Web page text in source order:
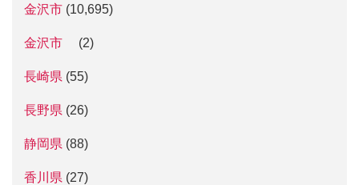
金沢市 (10,695)
金沢市 (2)
長崎県 (55)
長野県 (26)
静岡県 (88)
香川県 (27)